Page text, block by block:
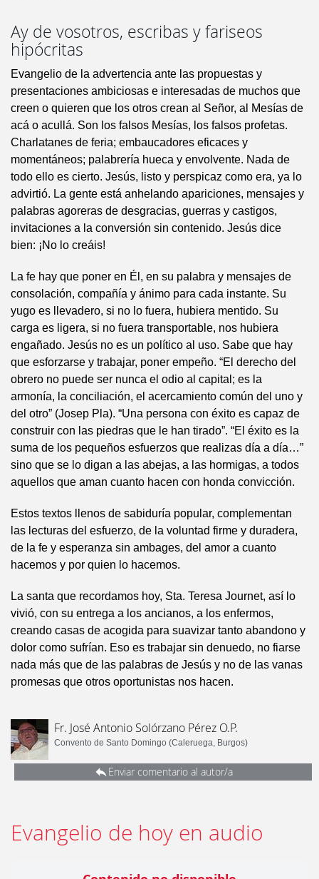
Ay de vosotros, escribas y fariseos
hipócritas
Evangelio de la advertencia ante las propuestas y
presentaciones ambiciosas e interesadas de muchos que
creen o quieren que los otros crean al Señor, al Mesías de
acá o acullá. Son los falsos Mesías, los falsos profetas.
Charlatanes de feria; embaucadores eficaces y
momentáneos; palabrería hueca y envolvente. Nada de
todo ello es cierto. Jesús, listo y perspicaz como era, ya lo
advirtió. La gente está anhelando apariciones, mensajes y
palabras agoreras de desgracias, guerras y castigos,
invitaciones a la conversión sin contenido. Jesús dice
bien: ¡No lo creáis!
La fe hay que poner en Él, en su palabra y mensajes de
consolación, compañía y ánimo para cada instante. Su
yugo es llevadero, si no lo fuera, hubiera mentido. Su
carga es ligera, si no fuera transportable, nos hubiera
engañado. Jesús no es un político al uso. Sabe que hay
que esforzarse y trabajar, poner empeño. “El derecho del
obrero no puede ser nunca el odio al capital; es la
armonía, la conciliación, el acercamiento común del uno y
del otro” (Josep Pla). “Una persona con éxito es capaz de
construir con las piedras que le han tirado”. “El éxito es la
suma de los pequeños esfuerzos que realizas día a día…”
sino que se lo digan a las abejas, a las hormigas, a todos
aquellos que aman cuanto hacen con honda convicción.
Estos textos llenos de sabiduría popular, complementan
las lecturas del esfuerzo, de la voluntad firme y duradera,
de la fe y esperanza sin ambages, del amor a cuanto
hacemos y por quien lo hacemos.
La santa que recordamos hoy, Sta. Teresa Journet, así lo
vivió, con su entrega a los ancianos, a los enfermos,
creando casas de acogida para suavizar tanto abandono y
dolor como sufrían. Eso es trabajar sin denuedo, no fiarse
nada más que de las palabras de Jesús y no de las vanas
promesas que otros oportunistas nos hacen.
Fr. José Antonio Solórzano Pérez O.P.
Convento de Santo Domingo (Caleruega, Burgos)
Enviar comentario al autor/a
Evangelio de hoy en audio